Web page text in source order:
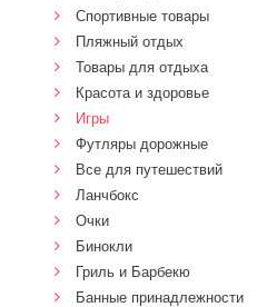
Спортивные товары
Пляжный отдых
Товары для отдыха
Красота и здоровье
Игры
Футляры дорожные
Все для путешествий
Ланчбокс
Очки
Бинокли
Гриль и Барбекю
Банные принадлежности